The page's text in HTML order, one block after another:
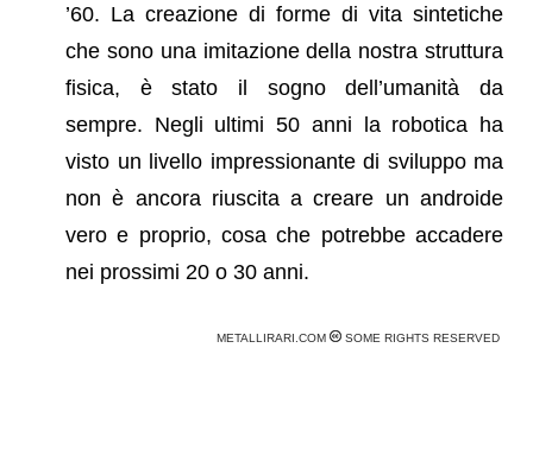
’60. La creazione di forme di vita sintetiche
che sono una imitazione della nostra struttura
fisica, è stato il sogno dell’umanità da
sempre. Negli ultimi 50 anni la robotica ha
visto un livello impressionante di sviluppo ma
non è ancora riuscita a creare un androide
vero e proprio, cosa che potrebbe accadere
nei prossimi 20 o 30 anni.
METALLIRARI.COM SOME RIGHTS RESERVED